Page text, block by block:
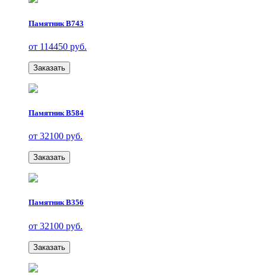
Памятник В743
от 114450 руб.
Заказать
Памятник В584
от 32100 руб.
Заказать
Памятник В356
от 32100 руб.
Заказать